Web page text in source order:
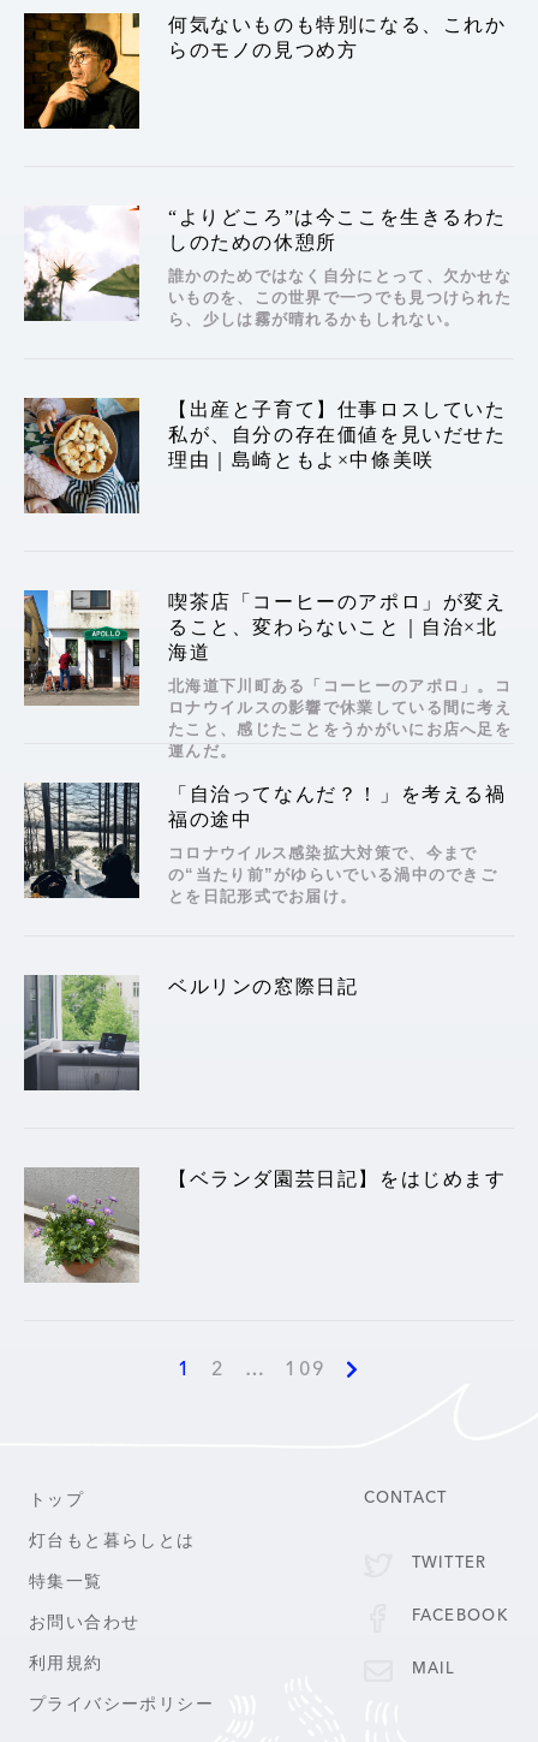
何気ないものも特別になる、これか
らのモノの見つめ方
“よりどころ”は今ここを生きるわた
しのための休憩所
誰かのためではなく自分にとって、欠かせな
いものを、この世界で一つでも見つけられた
ら、少しは霧が晴れるかもしれない。
【出産と子育て】仕事ロスしていた
私が、自分の存在価値を見いだせた
理由｜島崎ともよ×中條美咲
喫茶店「コーヒーのアポロ」が変え
ること、変わらないこと｜自治×北
海道
北海道下川町ある「コーヒーのアポロ」。コ
ロナウイルスの影響で休業している間に考え
たこと、感じたことをうかがいにお店へ足を
運んだ。
「自治ってなんだ？！」を考える禍
福の途中
コロナウイルス感染拡大対策で、今まで
の“当たり前”がゆらいでいる渦中のできご
とを日記形式でお届け。
ベルリンの窓際日記
【ベランダ園芸日記】をはじめます
1 2 … 109
トップ
灯台もと暮らしとは
特集一覧
お問い合わせ
利用規約
プライバシーポリシー
CONTACT
TWITTER
FACEBOOK
MAIL